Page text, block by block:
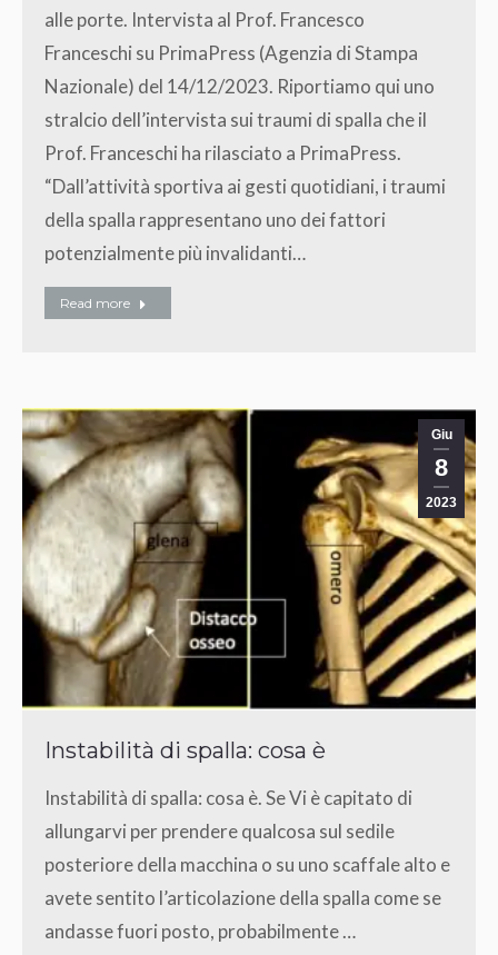
alle porte. Intervista al Prof. Francesco
Franceschi su PrimaPress (Agenzia di Stampa
Nazionale) del 14/12/2023. Riportiamo qui uno
stralcio dell’intervista sui traumi di spalla che il
Prof. Franceschi ha rilasciato a PrimaPress.
“Dall’attività sportiva ai gesti quotidiani, i traumi
della spalla rappresentano uno dei fattori
potenzialmente più invalidanti…
Read more
Giu
8
2023
Instabilità di spalla: cosa è
Instabilità di spalla: cosa è. Se Vi è capitato di
allungarvi per prendere qualcosa sul sedile
posteriore della macchina o su uno scaffale alto e
avete sentito l’articolazione della spalla come se
andasse fuori posto, probabilmente …